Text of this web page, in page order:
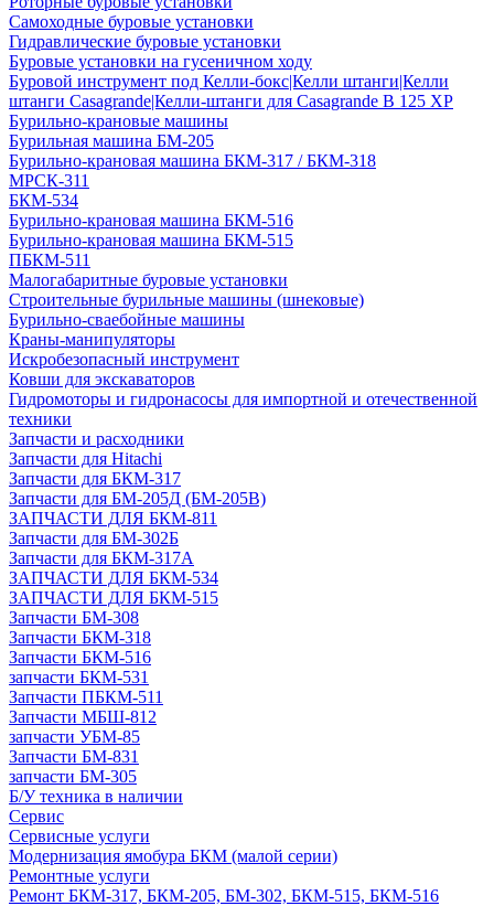
Самоходные буровые установки
Гидравлические буровые установки
Буровые установки на гусеничном ходу
Буровой инструмент под Келли-бокс|Келли штанги|Келли
штанги Casagrande|Келли-штанги для Casagrande B 125 XP
Бурильно-крановые машины
Бурильная машина БМ-205
Бурильно-крановая машина БКМ-317 / БКМ-318
МРСК-311
БКМ-534
Бурильно-крановая машина БКМ-516
Бурильно-крановая машина БКМ-515
ПБКМ-511
Малогабаритные буровые установки
Строительные бурильные машины (шнековые)
Бурильно-сваебойные машины
Краны-манипуляторы
Искробезопасный инструмент
Ковши для экскаваторов
Гидромоторы и гидронасосы для импортной и отечественной
техники
Запчасти и расходники
Запчасти для Hitachi
Запчасти для БКМ-317
Запчасти для БМ-205Д (БМ-205В)
ЗАПЧАСТИ ДЛЯ БКМ-811
Запчасти для БМ-302Б
Запчасти для БКМ-317А
ЗАПЧАСТИ ДЛЯ БКМ-534
ЗАПЧАСТИ ДЛЯ БКМ-515
Запчасти БМ-308
Запчасти БКМ-318
Запчасти БКМ-516
запчасти БКМ-531
Запчасти ПБКМ-511
Запчасти МБШ-812
запчасти УБМ-85
Запчасти БМ-831
запчасти БМ-305
Б/У техника в наличии
Сервис
Сервисные услуги
Модернизация ямобура БКМ (малой серии)
Ремонтные услуги
Ремонт БКМ-317, БКМ-205, БМ-302, БКМ-515, БКМ-516